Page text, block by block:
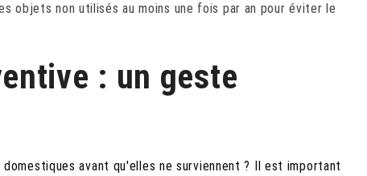
objets non utilisés au moins une fois par an pour éviter le
: un geste
avant qu'elles ne surviennent ? Il est important